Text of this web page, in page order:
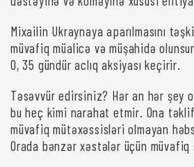
Mixailin Ukraynaya aparılmasını
müvafiq müalicə və müşahidə
O, 35 gündür aclıq aksiyası keçirir.
Təsəvvür edirsiniz? Hər an hər şey
bu heç kimi narahat etmir. Ona
müvafiq mütəxəssisləri olmayan
Orada bənzər xəstələr üçün müvafiq